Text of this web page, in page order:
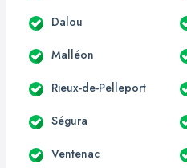
Dalou
Malléon
Rieux-de-Pelleport
Ségura
Ventenac